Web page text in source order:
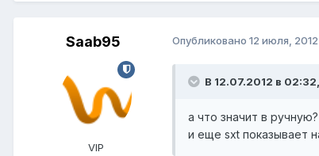
Saab95
VIP
Опубликовано 12 июля, 2012
В 12.07.2012 в
а что значит в
и еще sxt показывает